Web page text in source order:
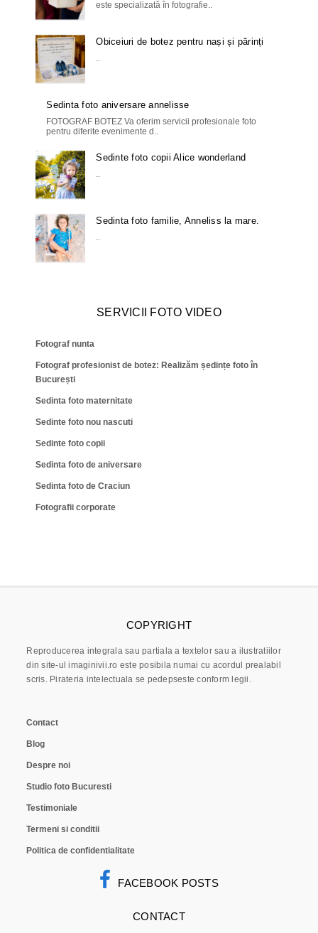
este specializată în fotografie..
Obiceiuri de botez pentru nași și părinți
..
Sedinta foto aniversare annelisse
FOTOGRAF BOTEZ Va oferim servicii profesionale foto
pentru diferite evenimente d..
Sedinte foto copii Alice wonderland
..
Sedinta foto familie, Anneliss la mare.
..
SERVICII FOTO VIDEO
Fotograf nunta
Fotograf profesionist de botez: Realizăm ședințe foto în
București
Sedinta foto maternitate
Sedinte foto nou nascuti
Sedinte foto copii
Sedinta foto de aniversare
Sedinta foto de Craciun
Fotografii corporate
COPYRIGHT
Reproducerea integrala sau partiala a textelor sau a ilustratiilor
din site-ul imaginivii.ro este posibila numai cu acordul prealabil
scris. Pirateria intelectuala se pedepseste conform legii.
Contact
Blog
Despre noi
Studio foto Bucuresti
Testimoniale
Termeni si conditii
Politica de confidentialitate
FACEBOOK POSTS
CONTACT